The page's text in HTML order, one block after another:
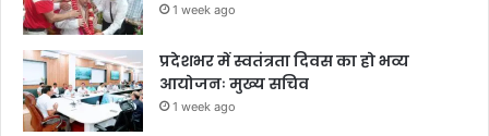
1 week ago
प्रदेशभर में स्वतंत्रता दिवस का हो भव्य
आयोजनः मुख्य सचिव
1 week ago